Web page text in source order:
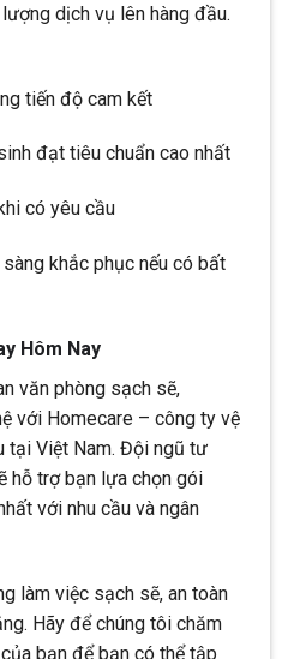
dịch vụ lên hàng đầu.
tiến độ cam kết
đạt tiêu chuẩn cao nhất
có yêu cầu
khắc phục nếu có bất
Hôm Nay
văn phòng sạch sẽ,
với Homecare – công ty vệ
tại Việt Nam. Đội ngũ tư
hỗ trợ bạn lựa chọn gói
với nhu cầu và ngân
làm việc sạch sẽ, an toàn
Hãy để chúng tôi chăm
bạn để bạn có thể tập